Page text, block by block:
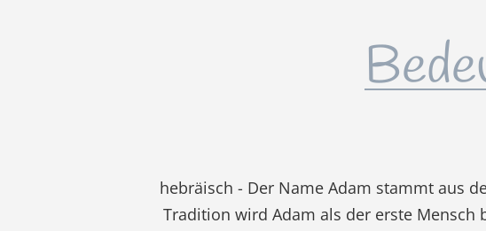
hebräisch - Der Name Adam stammt aus
Tradition wird Adam als der erste Mensch